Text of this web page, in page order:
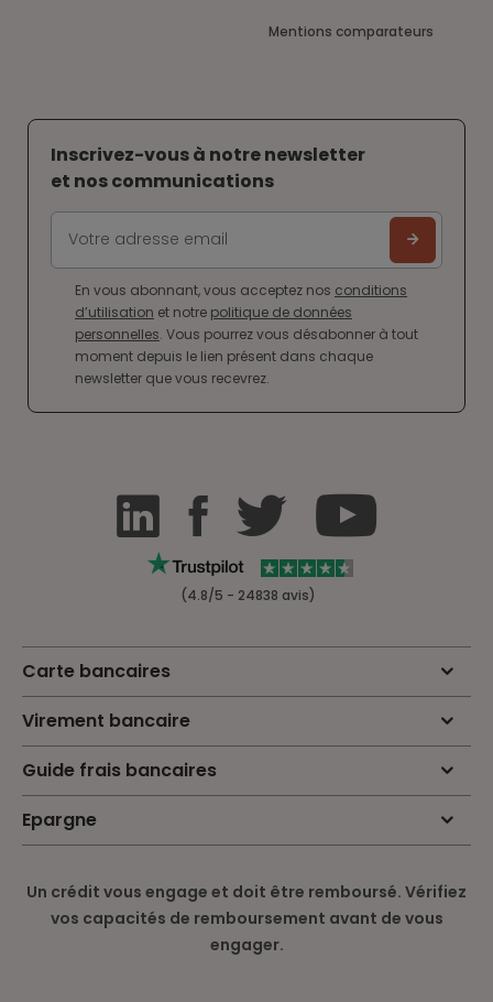
Mentions comparateurs
Inscrivez-vous à notre newsletter
et nos communications
En vous abonnant, vous acceptez nos conditions
d’utilisation et notre politique de données
personnelles. Vous pourrez vous désabonner à tout
moment depuis le lien présent dans chaque
newsletter que vous recevrez.
(4.8/5 - 24838 avis)
Carte bancaires
Virement bancaire
Guide frais bancaires
Epargne
Un crédit vous engage et doit être remboursé. Vérifiez
vos capacités de remboursement avant de vous
engager.